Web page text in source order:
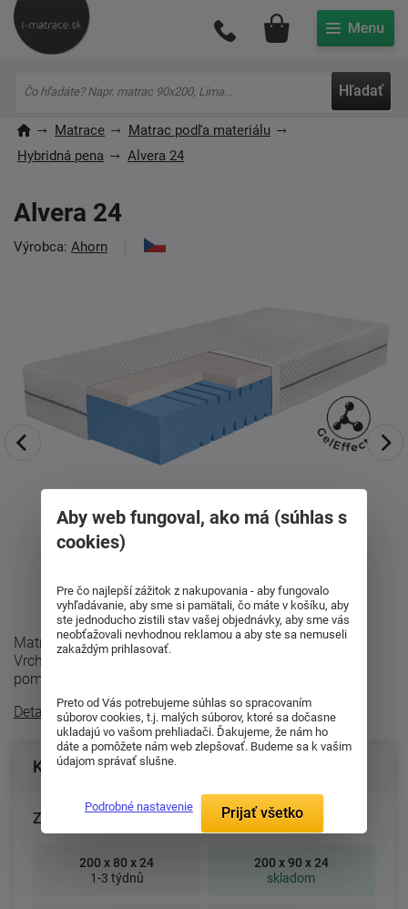
Hľadať
Môj účet
Matrace
Matrac podľa materiálu
Hybridná pena
Alvera 24
Alvera 24
Výrobca: Ahorn
Matrac Alvera 24 - pohodlný vstup do sveta GelEffect
Vrchná vrstva GelEffect príjemne odľahčuje tlak na telo,
pomáha udržiavať sviežejšiu ...
Detailný popis
Konfigurácia produktu
Zvoľte rozmer matraca (cm):
200 x 80 x 24
1-3 týdnů
200 x 90 x 24
skladom
Aby web fungoval, ako má (súhlas s
cookies)
Pre čo najlepší zážitok z nakupovania - aby fungovalo
vyhľadávanie, aby sme si pamätali, čo máte v košíku, aby
ste jednoducho zistili stav vašej objednávky, aby sme vás
neobťažovali nevhodnou reklamou a aby ste sa nemuseli
zakaždým prihlasovať.
Preto od Vás potrebujeme súhlas so spracovaním
súborov cookies, t.j. malých súborov, ktoré sa dočasne
ukladajú vo vašom prehliadači. Ďakujeme, že nám ho
dáte a pomôžete nám web zlepšovať. Budeme sa k vašim
údajom správať slušne.
Podrobné nastavenie Prijať všetko